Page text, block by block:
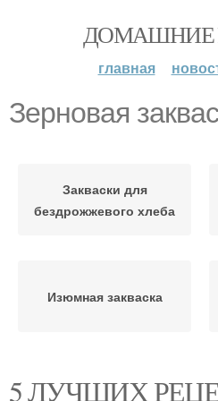
ДОМАШНИЕ
главная
Зерновая
Закваски для
бездрожжевого хлеба
Изюмная закваска
Хмелевая закваска
5 ЛУЧШИХ